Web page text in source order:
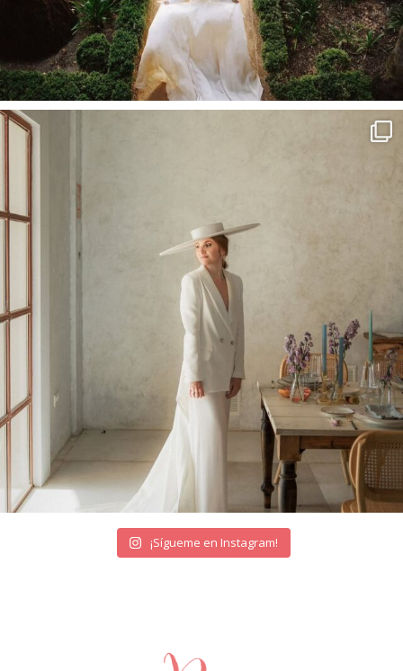
¡Sígueme en Instagram!